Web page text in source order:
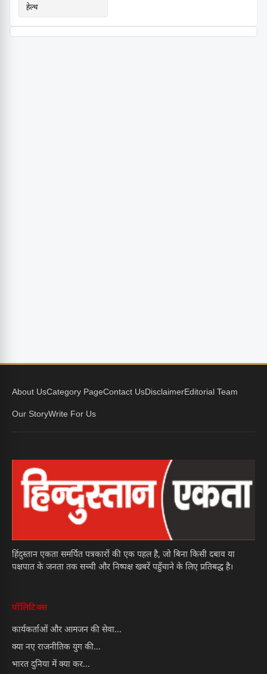
हेल्थ
About UsCategory PageContact UsDisclaimerEditorial Team
Our StoryWrite For Us
हिंदुस्तान एकता समर्पित पत्रकारों की एक पहल है, जो बिना किसी दबाव या
पक्षपात के जनता तक सच्ची और निष्पक्ष खबरें पहुँचाने के लिए प्रतिबद्ध है।
पॉलिटिक्स
कार्यकर्ताओं और आमजन की सेवा...
क्या नए राजनीतिक युग की...
भारत दुनिया में क्या कर...